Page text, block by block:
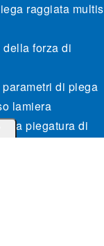
raggiata
forza di
di piega
lamiera
piegatura di